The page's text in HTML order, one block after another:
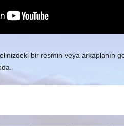
bir resmin veya arkaplanın